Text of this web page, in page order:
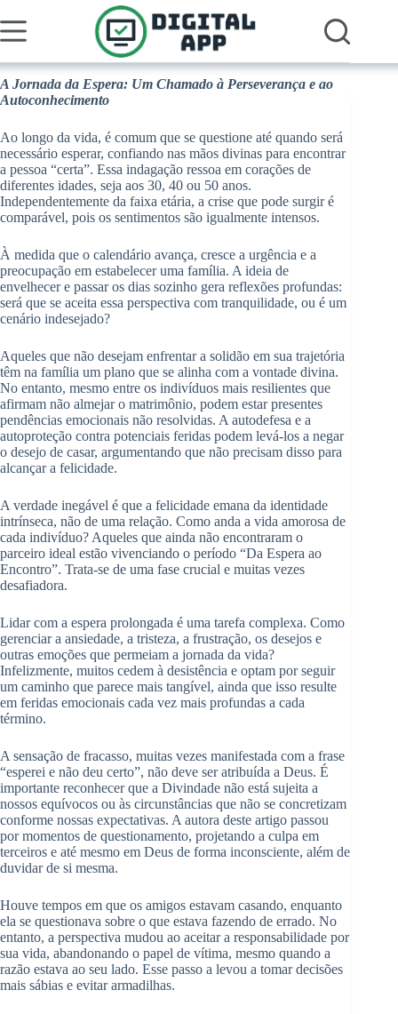
para
o
A Jornada da Espera: Um Chamado à Perseverança e ao
Autoconhecimento
Ao longo da vida, é comum que se questione até quando será
necessário esperar, confiando nas mãos divinas para encontrar
a pessoa “certa”. Essa indagação ressoa em corações de
diferentes idades, seja aos 30, 40 ou 50 anos.
Independentemente da faixa etária, a crise que pode surgir é
comparável, pois os sentimentos são igualmente intensos.
À medida que o calendário avança, cresce a urgência e a
preocupação em estabelecer uma família. A ideia de
envelhecer e passar os dias sozinho gera reflexões profundas:
será que se aceita essa perspectiva com tranquilidade, ou é um
cenário indesejado?
Aqueles que não desejam enfrentar a solidão em sua trajetória
têm na família um plano que se alinha com a vontade divina.
No entanto, mesmo entre os indivíduos mais resilientes que
afirmam não almejar o matrimônio, podem estar presentes
pendências emocionais não resolvidas. A autodefesa e a
autoproteção contra potenciais feridas podem levá-los a negar
o desejo de casar, argumentando que não precisam disso para
alcançar a felicidade.
A verdade inegável é que a felicidade emana da identidade
intrínseca, não de uma relação. Como anda a vida amorosa de
cada indivíduo? Aqueles que ainda não encontraram o
parceiro ideal estão vivenciando o período “Da Espera ao
Encontro”. Trata-se de uma fase crucial e muitas vezes
desafiadora.
Lidar com a espera prolongada é uma tarefa complexa. Como
gerenciar a ansiedade, a tristeza, a frustração, os desejos e
outras emoções que permeiam a jornada da vida?
Infelizmente, muitos cedem à desistência e optam por seguir
um caminho que parece mais tangível, ainda que isso resulte
em feridas emocionais cada vez mais profundas a cada
término.
A sensação de fracasso, muitas vezes manifestada com a frase
“esperei e não deu certo”, não deve ser atribuída a Deus. É
importante reconhecer que a Divindade não está sujeita a
nossos equívocos ou às circunstâncias que não se concretizam
conforme nossas expectativas. A autora deste artigo passou
por momentos de questionamento, projetando a culpa em
terceiros e até mesmo em Deus de forma inconsciente, além de
duvidar de si mesma.
Houve tempos em que os amigos estavam casando, enquanto
ela se questionava sobre o que estava fazendo de errado. No
entanto, a perspectiva mudou ao aceitar a responsabilidade por
sua vida, abandonando o papel de vítima, mesmo quando a
razão estava ao seu lado. Esse passo a levou a tomar decisões
mais sábias e evitar armadilhas.